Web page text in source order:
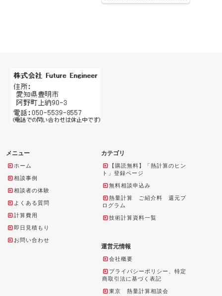
メニュー
ホーム
相談事例
相談者の体験
よくある質問
計算費用
即日見積もり
お問い合わせ
カテゴリ
【購読無料】「熱計算のヒン
ト」登録ページ
無料相談申込み
熱量計算 ご紹介料 還元プ
ログラム
技術計算資料一覧
運営元情報
会社概要
プライバシーポリシー、特定
商取引法に基づく表記
東京 熱量計算相談会